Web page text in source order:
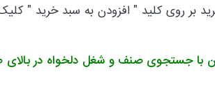
بر روی کلید " افزودن به سبد خرید "
با جستجوی صنف و شغل دلخواه در